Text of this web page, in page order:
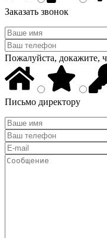
Заказать звонок
Пожалуйста, докажите,
Письмо директору